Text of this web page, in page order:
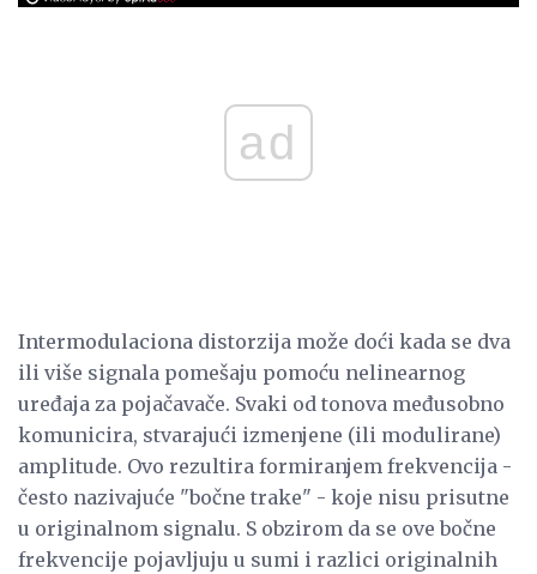
ad
Intermodulaciona distorzija može doći kada se dva
ili više signala pomešaju pomoću nelinearnog
uređaja za pojačavače. Svaki od tonova međusobno
komunicira, stvarajući izmenjene (ili modulirane)
amplitude. Ovo rezultira formiranjem frekvencija -
često nazivajuće "bočne trake" - koje nisu prisutne
u originalnom signalu. S obzirom da se ove bočne
frekvencije pojavljuju u sumi i razlici originalnih